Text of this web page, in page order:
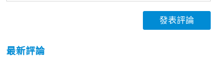
發表評論
最新評論